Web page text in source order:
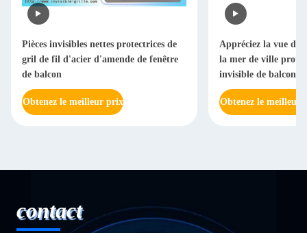
Pièces invisibles nettes protectrices de
gril de fil d'acier d'amende de fenêtre
de balcon
Obtenez le meilleur prix
Appréciez la vue de
la mer de ville
invisible de balcon
Obtenez le meilleur
contact